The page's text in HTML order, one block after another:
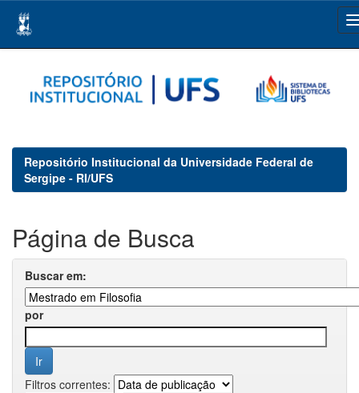
navigation
Repositório Institucional da Universidade Federal de
Sergipe - RI/UFS
Página de Busca
Buscar em:
por
Filtros correntes: